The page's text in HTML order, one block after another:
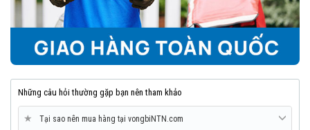
Những câu hỏi thường gặp bạn nên tham khảo
★ Tại sao nên mua hàng tại vongbiNTN.com